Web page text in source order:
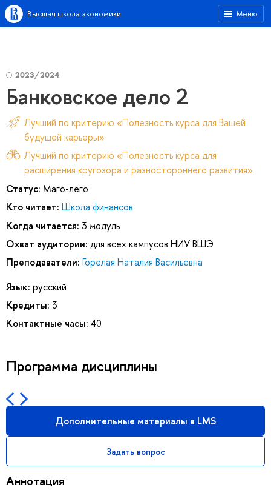
Меню
Высшая школа экономики
2023/2024
Банковское дело 2
Лучший по критерию «Полезность курса для Вашей
будущей карьеры»
Лучший по критерию «Полезность курса для
расширения кругозора и разностороннего развития»
Статус: Маго-лего
Кто читает: Школа финансов
Когда читается: 3 модуль
Охват аудитории: для всех кампусов НИУ ВШЭ
Преподаватели: Горелая Наталия Васильевна
Язык: русский
Кредиты: 3
Контактные часы: 40
Программа дисциплины
Дополнительные материалы в LMS
Задать вопрос
Аннотация